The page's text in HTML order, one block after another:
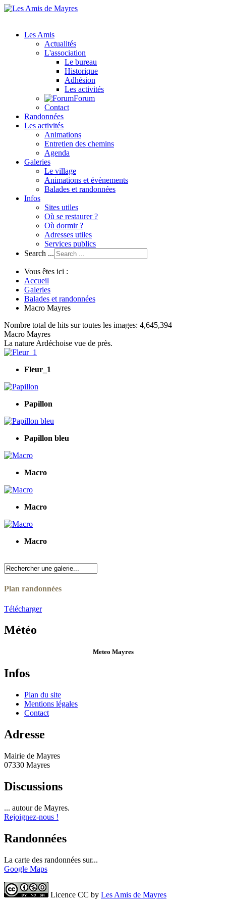
Les Amis
Actualités
L'association
Le bureau
Historique
Adhésion
Les activités
Forum
Contact
Randonnées
Les activités
Animations
Entretien des chemins
Agenda
Galeries
Le village
Animations et évènements
Balades et randonnées
Infos
Sites utiles
Où se restaurer ?
Où dormir ?
Adresses utiles
Services publics
Search ...
Vous êtes ici :
Accueil
Galeries
Balades et randonnées
Macro Mayres
Nombre total de hits sur toutes les images: 4,645,394
Macro Mayres
La nature Ardéchoise vue de près.
Fleur_1
Papillon
Papillon bleu
Macro
Macro
Macro
Plan randonnées
Télécharger
Météo
Meteo Mayres
Infos
Plan du site
Mentions légales
Contact
Adresse
Mairie de Mayres
07330 Mayres
Discussions
... autour de Mayres.
Rejoignez-nous !
Randonnées
La carte des randonnées sur...
Google Maps
Licence CC by Les Amis de Mayres